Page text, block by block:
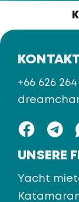
UNSERE
Yacht
+66 626